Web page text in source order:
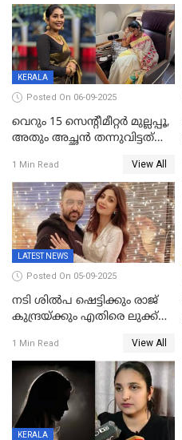
KERALA
Posted On 06-09-2025
വെറും 15 സെന്റീമീറ്റര്‍ മുല്ലപ്പൂ,
അതും അച്ഛൻ തന്നുവിട്ടത്
ലക്ഷം രൂപ പിഴ; നവ്യ
28ദിവസത്തിനകം പിഴ
അടയ്ക്കണം
1 Min Read View All
LATEST NEWS
Posted On 05-09-2025
നടി ശിൽപ ഷെട്ടിക്കും രാജ്
കുന്ദ്രയ്ക്കും എതിരെ ലുക്ക്
1 Min Read View All
KERALA